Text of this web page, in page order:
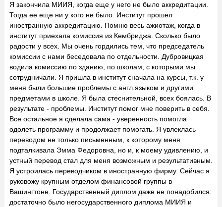
Я закончила МИИЯ, когда еще у него не было аккредитации.
Тогда ее еще ни у кого не было. Институт прошел
иностранную аккредитацию. Помню весь ажиотаж, когда в
институт приехала комиссия из Кембриджа. Сколько было
радости у всех. Мы очень гордились тем, что председатель
комиссии с нами беседовала по отдельности. Дубровицкая
водила комиссию по зданию, по школам, с которыми мы
сотрудничали. Я пришла в институт сначала на курсы, т.к. у
меня были большие проблемы с англ.языком и другими
предметами в школе. Я была стеснительной, всех боялась. В
результате - проблемы. Институт помог мне поверить в себя.
Все остальное я сделала сама - уверенность помогла
одолеть программу и продолжает помогать. Я увлеклась
переводом не только письменным, к которому меня
подталкивала Эмма Федоровна, но и, к моему удивлению, и
устный перевод стал для меня возможным и результативным.
Я устроилась переводчиком в иностранную фирму. Сейчас я
руковожу крупным отделом финансовой группы в
Вашингтоне. Государственный диплом даже не понадобился:
достаточно было негосударственного диплома МИИЯ и